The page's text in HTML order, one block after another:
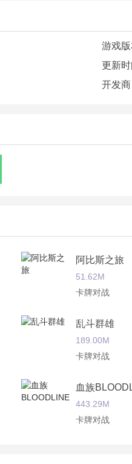
游戏版
更新时
开发商
阿比斯之旅
51.62M
卡牌对战
乱斗群雄
189.00M
卡牌对战
血族
443.29M
卡牌对战